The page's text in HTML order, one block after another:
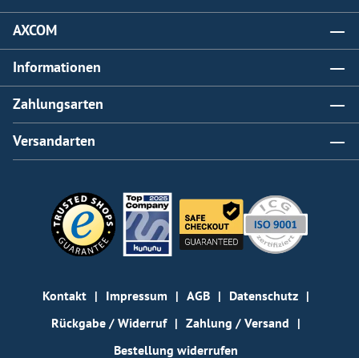
AXCOM
Informationen
Zahlungsarten
Versandarten
Kontakt Impressum AGB
Datenschutz
Rückgabe / Widerruf
Zahlung / Versand
Bestellung widerrufen